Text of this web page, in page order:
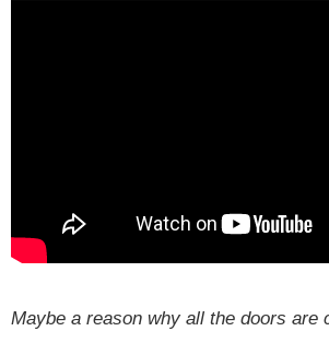
Maybe a reason why all the doors are